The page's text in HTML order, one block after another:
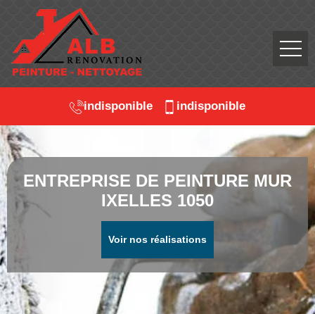
indisponible indisponible
ENTREPRISE DE PEINTURE MUR
IXELLES 1050
Voir nos réalisations